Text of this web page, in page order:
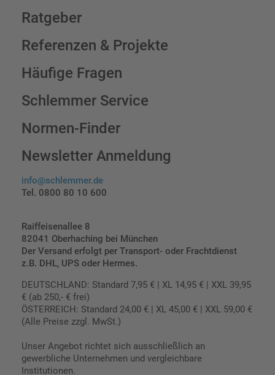
Ratgeber
Referenzen & Projekte
Häufige Fragen
Schlemmer Service
Normen-Finder
Newsletter Anmeldung
info@schlemmer.de
Tel. 0800 80 10 600
Raiffeisenallee 8
82041 Oberhaching bei München
Der Versand erfolgt per Transport- oder Frachtdienst
z.B. DHL, UPS oder Hermes.
DEUTSCHLAND: Standard 7,95 € | XL 14,95 € | XXL 39,95
€ (ab 250,- € frei)
ÖSTERREICH: Standard 24,00 € | XL 45,00 € | XXL 59,00 €
(Alle Preise zzgl. MwSt.)
Unser Angebot richtet sich ausschließlich an
gewerbliche Unternehmen und vergleichbare
Institutionen.